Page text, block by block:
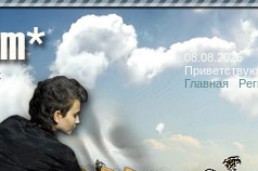
08.08.2026
Главная